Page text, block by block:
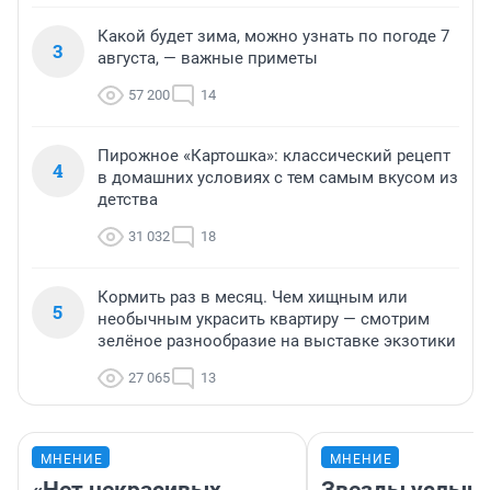
3
Какой будет зима, можно узнать по погоде 7
августа, — важные приметы
57 200 14
4
Пирожное «Картошка»: классический рецепт
в домашних условиях с тем самым вкусом из
детства
31 032 18
5
Кормить раз в месяц. Чем хищным или
необычным украсить квартиру — смотрим
зелёное разнообразие на выставке экзотики
27 065 13
МНЕНИЕ МНЕНИЕ